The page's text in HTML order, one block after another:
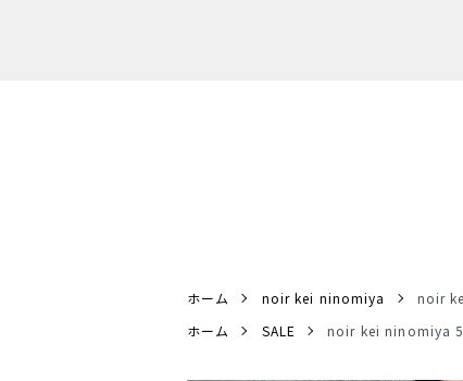
ホーム noir kei ninomiya
noir
ホーム
SALE noir kei ninomiya